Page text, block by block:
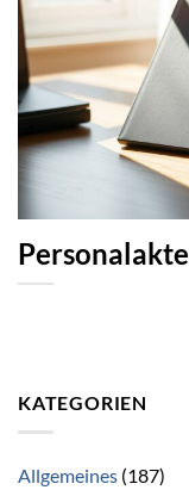
Personalakte
KATEGORIEN
Allgemeines (187)